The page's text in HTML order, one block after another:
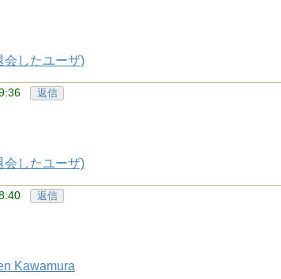
会したユーザ)
返信
会したユーザ)
返信
Kawamura